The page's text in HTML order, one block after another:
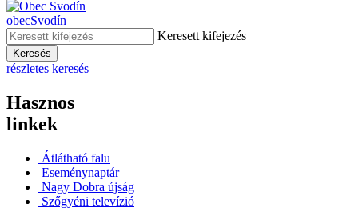
obecSvodín
Keresett kifejezés
Keresés
részletes keresés
Hasznos
linkek
Átlátható falu
Eseménynaptár
Nagy Dobra újság
Szőgyéni televízió